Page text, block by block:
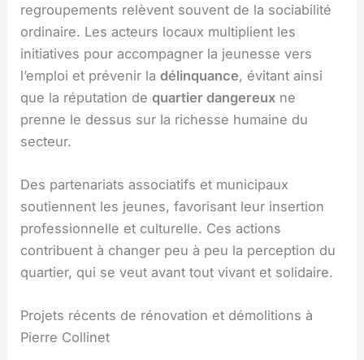
regroupements relèvent souvent de la sociabilité
ordinaire. Les acteurs locaux multiplient les
initiatives pour accompagner la jeunesse vers
l’emploi et prévenir ladélinquance, évitant ainsi
que la réputation dequartier dangereux ne
prenne le dessus sur la richesse humaine du
secteur.
Des partenariats associatifs et municipaux
soutiennent les jeunes, favorisant leur insertion
professionnelle et culturelle. Ces actions
contribuent à changer peu à peu la perception du
quartier, qui se veut avant tout vivant et solidaire.
Projets récents de rénovation et démolitions à
Pierre Collinet